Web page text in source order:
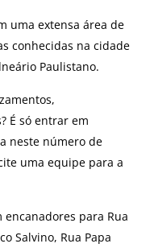
uma extensa área de
conhecidas na cidade
Paulistano.
É só entrar em
neste número de
uma equipe para a
para Rua
Salvino, Rua Papa